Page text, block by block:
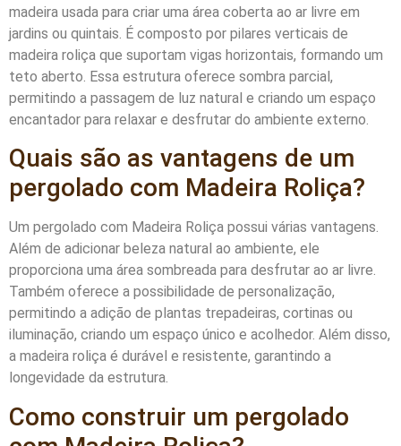
madeira usada para criar uma área coberta ao ar livre em
jardins ou quintais. É composto por pilares verticais de
madeira roliça que suportam vigas horizontais, formando um
teto aberto. Essa estrutura oferece sombra parcial,
permitindo a passagem de luz natural e criando um espaço
encantador para relaxar e desfrutar do ambiente externo.
Quais são as vantagens de um
pergolado com Madeira Roliça?
Um pergolado com Madeira Roliça possui várias vantagens.
Além de adicionar beleza natural ao ambiente, ele
proporciona uma área sombreada para desfrutar ao ar livre.
Também oferece a possibilidade de personalização,
permitindo a adição de plantas trepadeiras, cortinas ou
iluminação, criando um espaço único e acolhedor. Além disso,
a madeira roliça é durável e resistente, garantindo a
longevidade da estrutura.
Como construir um pergolado